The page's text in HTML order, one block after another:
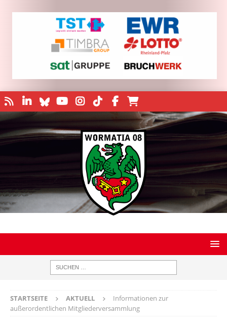
STARTSEITE AKTUELL
Informationen zur
außerordentlichen Mitgliederversammlung